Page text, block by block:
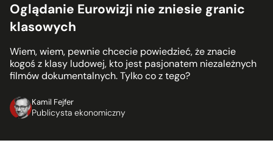
Oglądanie Eurowizji nie zniesie granic
klasowych
Wiem, wiem, pewnie chcecie powiedzieć, że znacie
kogoś z klasy ludowej, kto jest pasjonatem niezależnych
filmów dokumentalnych. Tylko co z tego?
Kamil Fejfer
Publicysta ekonomiczny